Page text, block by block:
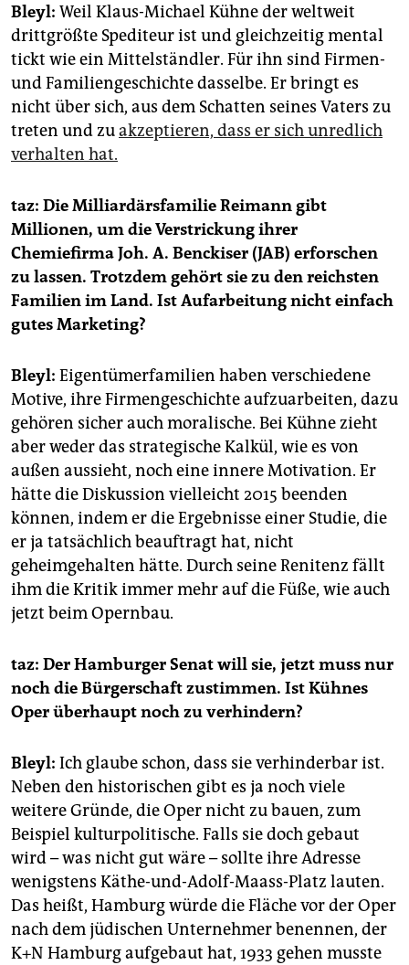
Bleyl: Weil Klaus-Michael Kühne der weltweit
drittgrößte Spediteur ist und gleichzeitig mental
tickt wie ein Mittelständler. Für ihn sind Firmen-
und Familiengeschichte dasselbe. Er bringt es
nicht über sich, aus dem Schatten seines Vaters zu
treten und zuakzeptieren, dass er sich unredlich
verhalten hat.
taz: Die Milliardärsfamilie Reimann gibt
Millionen, um die Verstrickung ihrer
Chemiefirma Joh. A. Benckiser (JAB) erforschen
zu lassen. Trotzdem gehört sie zu den reichsten
Familien im Land. Ist Aufarbeitung nicht einfach
gutes Marketing?
Bleyl: Eigentümerfamilien haben verschiedene
Motive, ihre Firmengeschichte aufzuarbeiten, dazu
gehören sicher auch moralische. Bei Kühne zieht
aber weder das strategische Kalkül, wie es von
außen aussieht, noch eine innere Motivation. Er
hätte die Diskussion vielleicht 2015 beenden
können, indem er die Ergebnisse einer Studie, die
er ja tatsächlich beauftragt hat, nicht
geheimgehalten hätte. Durch seine Renitenz fällt
ihm die Kritik immer mehr auf die Füße, wie auch
jetzt beim Opernbau.
taz: Der Hamburger Senat will sie, jetzt muss nur
noch die Bürgerschaft zustimmen. Ist Kühnes
Oper überhaupt noch zu verhindern?
Bleyl: Ich glaube schon, dass sie verhinderbar ist.
Neben den historischen gibt es ja noch viele
weitere Gründe, die Oper nicht zu bauen, zum
Beispiel kulturpolitische. Falls sie doch gebaut
wird – was nicht gut wäre – sollte ihre Adresse
wenigstens Käthe-und-Adolf-Maass-Platz lauten.
Das heißt, Hamburg würde die Fläche vor der Oper
nach dem jüdischen Unternehmer benennen, der
K+N Hamburg aufgebaut hat, 1933 gehen musste